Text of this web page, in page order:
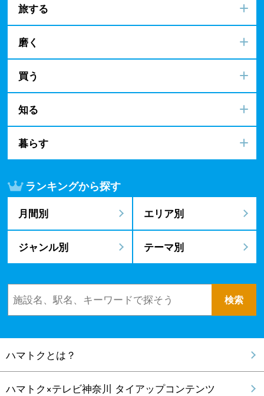
旅する
磨く
買う
知る
暮らす
ランキングから探す
月間別 エリア別
ジャンル別 テーマ別
ハマトクとは？
ハマトク×テレビ神奈川 タイアップコンテンツ